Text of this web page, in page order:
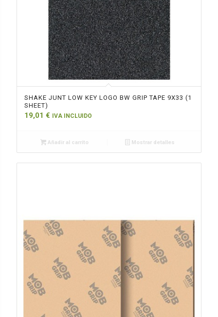
SHAKE JUNT LOW KEY LOGO BW GRIP TAPE 9X33 (1
SHEET)
19,01 € IVA INCLUIDO
Añadir al carrito Mostrar detalles